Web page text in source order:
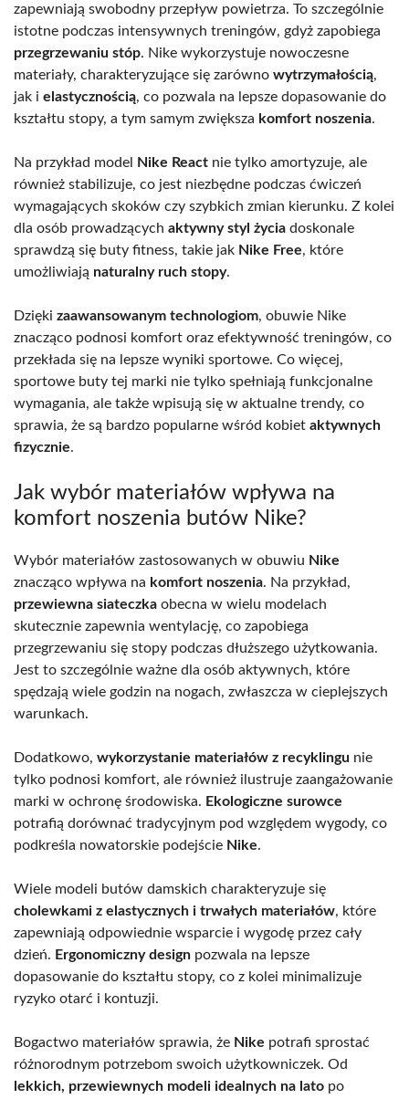
zapewniają swobodny przepływ powietrza. To szczególnie
istotne podczas intensywnych treningów, gdyż zapobiega
przegrzewaniu stóp. Nike wykorzystuje nowoczesne
materiały, charakteryzujące się zarówno wytrzymałością,
jak i elastycznością, co pozwala na lepsze dopasowanie do
kształtu stopy, a tym samym zwiększa komfort noszenia.
Na przykład model Nike React nie tylko amortyzuje, ale
również stabilizuje, co jest niezbędne podczas ćwiczeń
wymagających skoków czy szybkich zmian kierunku. Z kolei
dla osób prowadzących aktywny styl życia doskonale
sprawdzą się buty fitness, takie jak Nike Free, które
umożliwiają naturalny ruch stopy.
Dzięki zaawansowanym technologiom, obuwie Nike
znacząco podnosi komfort oraz efektywność treningów, co
przekłada się na lepsze wyniki sportowe. Co więcej,
sportowe buty tej marki nie tylko spełniają funkcjonalne
wymagania, ale także wpisują się w aktualne trendy, co
sprawia, że są bardzo popularne wśród kobiet aktywnych
fizycznie.
Jak wybór materiałów wpływa na
komfort noszenia butów Nike?
Wybór materiałów zastosowanych w obuwiu Nike
znacząco wpływa na komfort noszenia. Na przykład,
przewiewna siateczka obecna w wielu modelach
skutecznie zapewnia wentylację, co zapobiega
przegrzewaniu się stopy podczas dłuższego użytkowania.
Jest to szczególnie ważne dla osób aktywnych, które
spędzają wiele godzin na nogach, zwłaszcza w cieplejszych
warunkach.
Dodatkowo, wykorzystanie materiałów z recyklingu nie
tylko podnosi komfort, ale również ilustruje zaangażowanie
marki w ochronę środowiska. Ekologiczne surowce
potrafią dorównać tradycyjnym pod względem wygody, co
podkreśla nowatorskie podejście Nike.
Wiele modeli butów damskich charakteryzuje się
cholewkami z elastycznych i trwałych materiałów, które
zapewniają odpowiednie wsparcie i wygodę przez cały
dzień. Ergonomiczny design pozwala na lepsze
dopasowanie do kształtu stopy, co z kolei minimalizuje
ryzyko otarć i kontuzji.
Bogactwo materiałów sprawia, że Nike potrafi sprostać
różnorodnym potrzebom swoich użytkowniczek. Od
lekkich, przewiewnych modeli idealnych na lato po